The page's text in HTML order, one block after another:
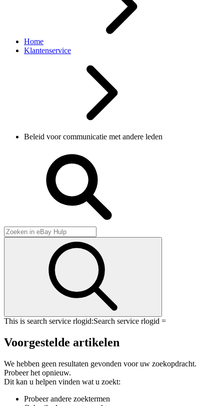
Home
Klantenservice
Beleid voor communicatie met andere leden
This is search service rlogid:Search service rlogid =
Voorgestelde artikelen
We hebben geen resultaten gevonden voor uw zoekopdracht.
Probeer het opnieuw.
Dit kan u helpen vinden wat u zoekt:
Probeer andere zoektermen